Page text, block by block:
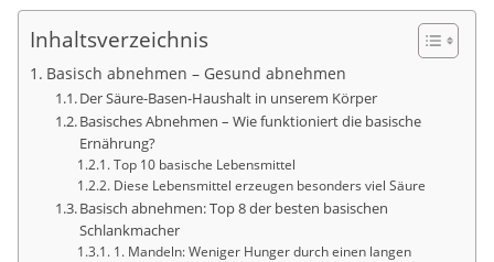
Inhaltsverzeichnis
Basisch abnehmen – Gesund abnehmen
Der Säure-Basen-Haushalt in unserem Körper
Basisches Abnehmen – Wie funktioniert die basische
Ernährung?
Top 10 basische Lebensmittel
Diese Lebensmittel erzeugen besonders viel Säure
Basisch abnehmen: Top 8 der besten basischen
Schlankmacher
1. Mandeln: Weniger Hunger durch einen langen